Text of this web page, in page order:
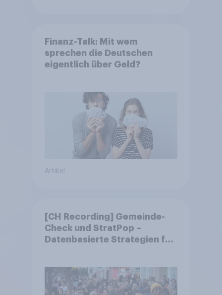
Finanz-Talk: Mit wem
sprechen die Deutschen
eigentlich über Geld?
Artikel
[CH Recording] Gemeinde-
Check und StratPop –
Datenbasierte Strategien für